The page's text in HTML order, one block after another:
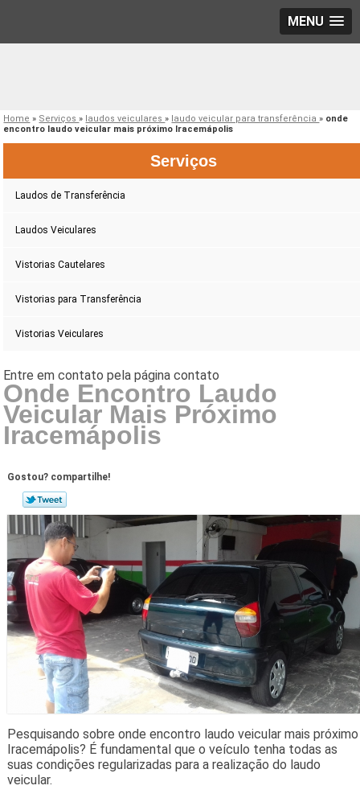
MENU
Home » Serviços» laudos veiculares» laudo veicular para transferência» onde
encontro laudo veicular mais próximo Iracemápolis
Serviços
Laudos de Transferência
Laudos Veiculares
Vistorias Cautelares
Vistorias para Transferência
Vistorias Veiculares
Onde Encontro Laudo
Veicular Mais Próximo
Iracemápolis
Gostou? compartilhe!
Pesquisando sobre onde encontro laudo veicular mais próximo
Iracemápolis? É fundamental que o veículo tenha todas as
suas condições regularizadas para a realização do laudo
veicular.